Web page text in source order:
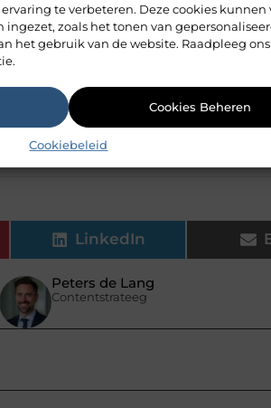
te verbeteren. Deze cookies kunnen
zoals het tonen van
het gebruik van de website. Raadpleeg ons
Cookies Beheren
Cookiebeleid
ze?
krullend haar?
op zelfvertrouwen?
LinkedIn
Peters de Lang
Contentstrateeg